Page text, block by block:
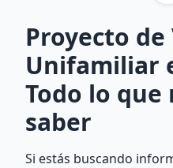
Proyecto
Unifamiliar
Todo lo que
saber
Si estás buscando